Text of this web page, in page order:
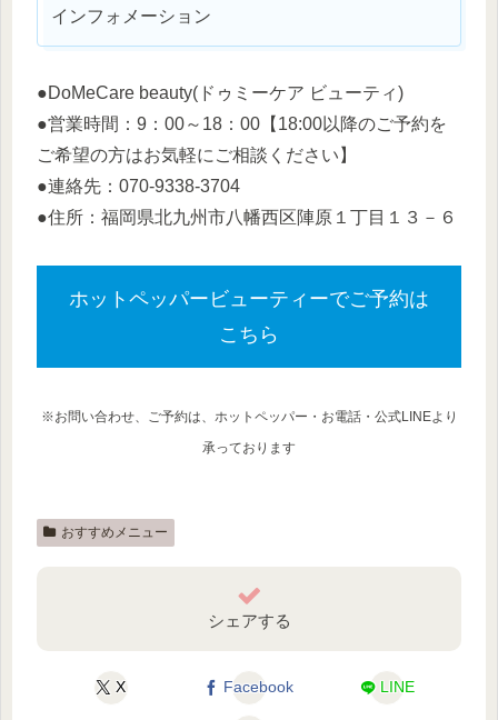
インフォメーション
●DoMeCare beauty(ドゥミーケア ビューティ)
●営業時間：9：00～18：00【18:00以降のご予約を
ご希望の方はお気軽にご相談ください】
●連絡先：070-9338-3704
●住所：福岡県北九州市八幡西区陣原１丁目１３－６
ホットペッパービューティーでご予約は
こちら
※お問い合わせ、ご予約は、ホットペッパー・お電話・公式LINEより
承っております
おすすめメニュー
シェアする
X Facebook LINE